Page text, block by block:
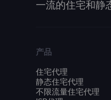
一流的住宅和静
产品
住宅代理
静态住宅代理
不限流量住宅代理